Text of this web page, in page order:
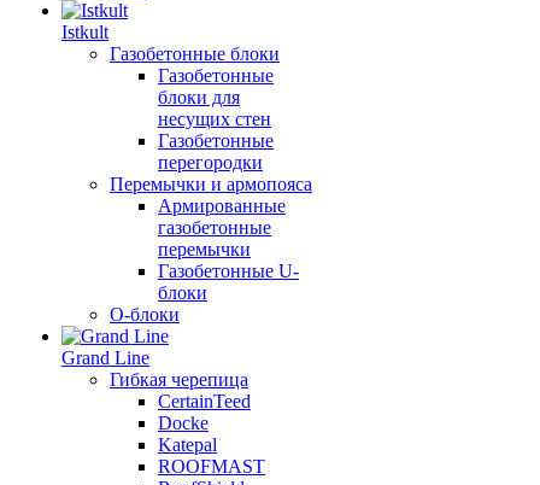
Istkult
Газобетонные блоки
Газобетонные
блоки для
несущих стен
Газобетонные
перегородки
Перемычки и армопояса
Армированные
газобетонные
перемычки
Газобетонные U-
блоки
О-блоки
Grand Line
Гибкая черепица
CertainTeed
Docke
Katepal
ROOFMAST